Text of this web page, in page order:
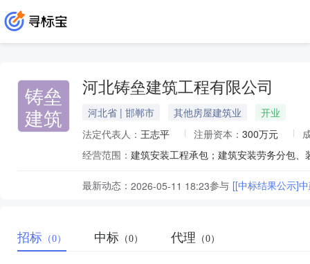
铸垒
建筑
河北铸垒建筑工程有限公司
河北省 | 邯郸市 其他房屋建筑业
开业
法定代表人： 王志平 注册资本： 300万元
经营范围： 建筑安装工程承包；建筑安装劳务分包
最新动态： 2026-05-11 18:23参与 [[中标结果公示]
招标 （0） 中标 （0） 代理 （0）